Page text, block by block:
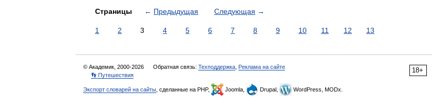
Страницы ← Предыдущая Следующая →
1 2 3 4 5 6 7 8 9 10 11 12 13
18+
© Академик, 2000-2026 Обратная связь: Техподдержка Реклама на сайте
👣 Путешествия
Экспорт словарей на сайты , сделанные на PHP, Joomla, Drupal, WordPress, MODx.